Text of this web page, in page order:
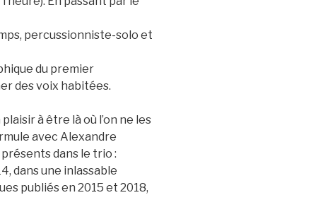
percussionniste-solo et
du premier
des voix habitées.
à être là où l’on ne les
avec Alexandre
dans le trio :
dans une inlassable
publiés en 2015 et 2018,